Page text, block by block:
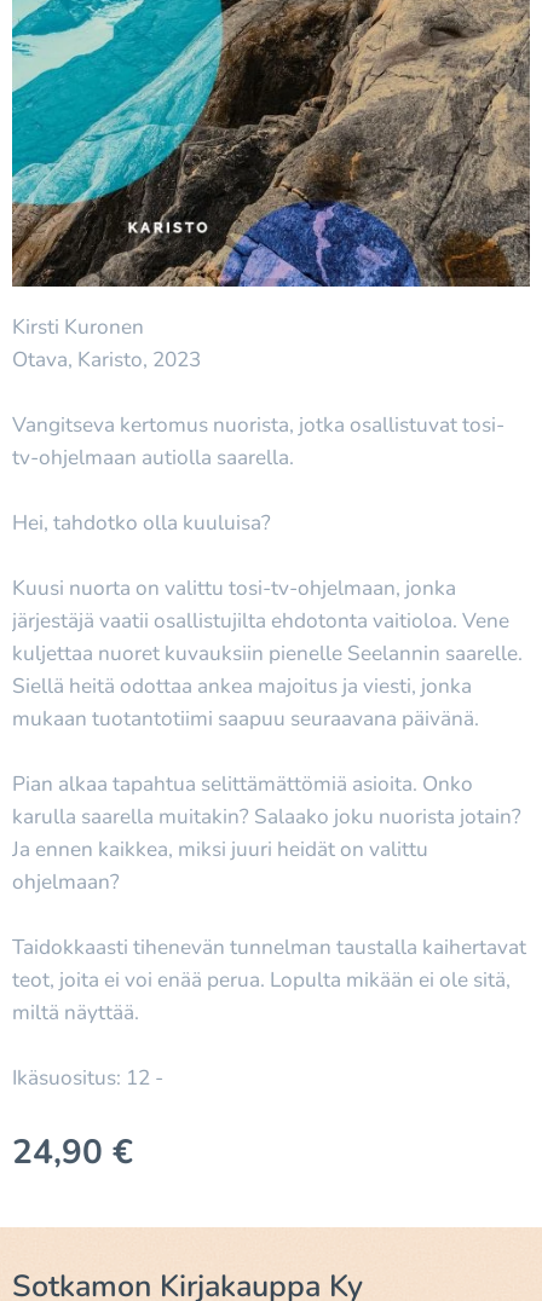
Kirsti Kuronen
Otava, Karisto, 2023
Vangitseva kertomus nuorista, jotka osallistuvat tosi-
tv-ohjelmaan autiolla saarella.
Hei, tahdotko olla kuuluisa?
Kuusi nuorta on valittu tosi-tv-ohjelmaan, jonka
järjestäjä vaatii osallistujilta ehdotonta vaitioloa. Vene
kuljettaa nuoret kuvauksiin pienelle Seelannin saarelle.
Siellä heitä odottaa ankea majoitus ja viesti, jonka
mukaan tuotantotiimi saapuu seuraavana päivänä.
Pian alkaa tapahtua selittämättömiä asioita. Onko
karulla saarella muitakin? Salaako joku nuorista jotain?
Ja ennen kaikkea, miksi juuri heidät on valittu
ohjelmaan?
Taidokkaasti tihenevän tunnelman taustalla kaihertavat
teot, joita ei voi enää perua. Lopulta mikään ei ole sitä,
miltä näyttää.
Ikäsuositus: 12 -
24,90 €
Sotkamon Kirjakauppa Ky